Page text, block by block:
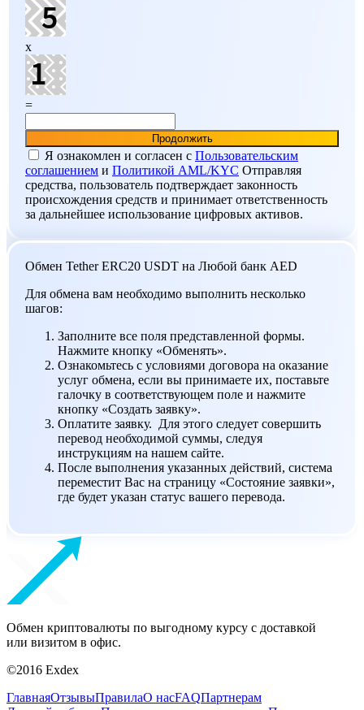
x
=
Я ознакомлен и согласен c Пользовательским
соглашением и Политикой AML/KYC Отправляя
средства, пользователь подтверждает законность
происхождения средств и принимает ответственность
за дальнейшее использование цифровых активов.
Обмен Tether ERC20 USDT на Любой банк AED
Для обмена вам необходимо выполнить несколько
шагов:
Заполните все поля представленной формы.
Нажмите кнопку «Обменять».
Ознакомьтесь с условиями договора на оказание
услуг обмена, если вы принимаете их, поставьте
галочку в соответствующем поле и нажмите
кнопку «Создать заявку».
Оплатите заявку. Для этого следует совершить
перевод необходимой суммы, следуя
инструкциям на нашем сайте.
После выполнения указанных действий, система
переместит Вас на страницу «Состояние заявки»,
где будет указан статус вашего перевода.
Обмен криптовалюты по выгодному курсу с доставкой
или визитом в офис.
©2016 Exdex
ГлавнаяОтзывыПравилаО насFAQПартнерам